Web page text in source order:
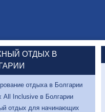
ОТДЫХ В
отдыха в Болгарии
All Inclusive в Болгарии
отдых для начинающих